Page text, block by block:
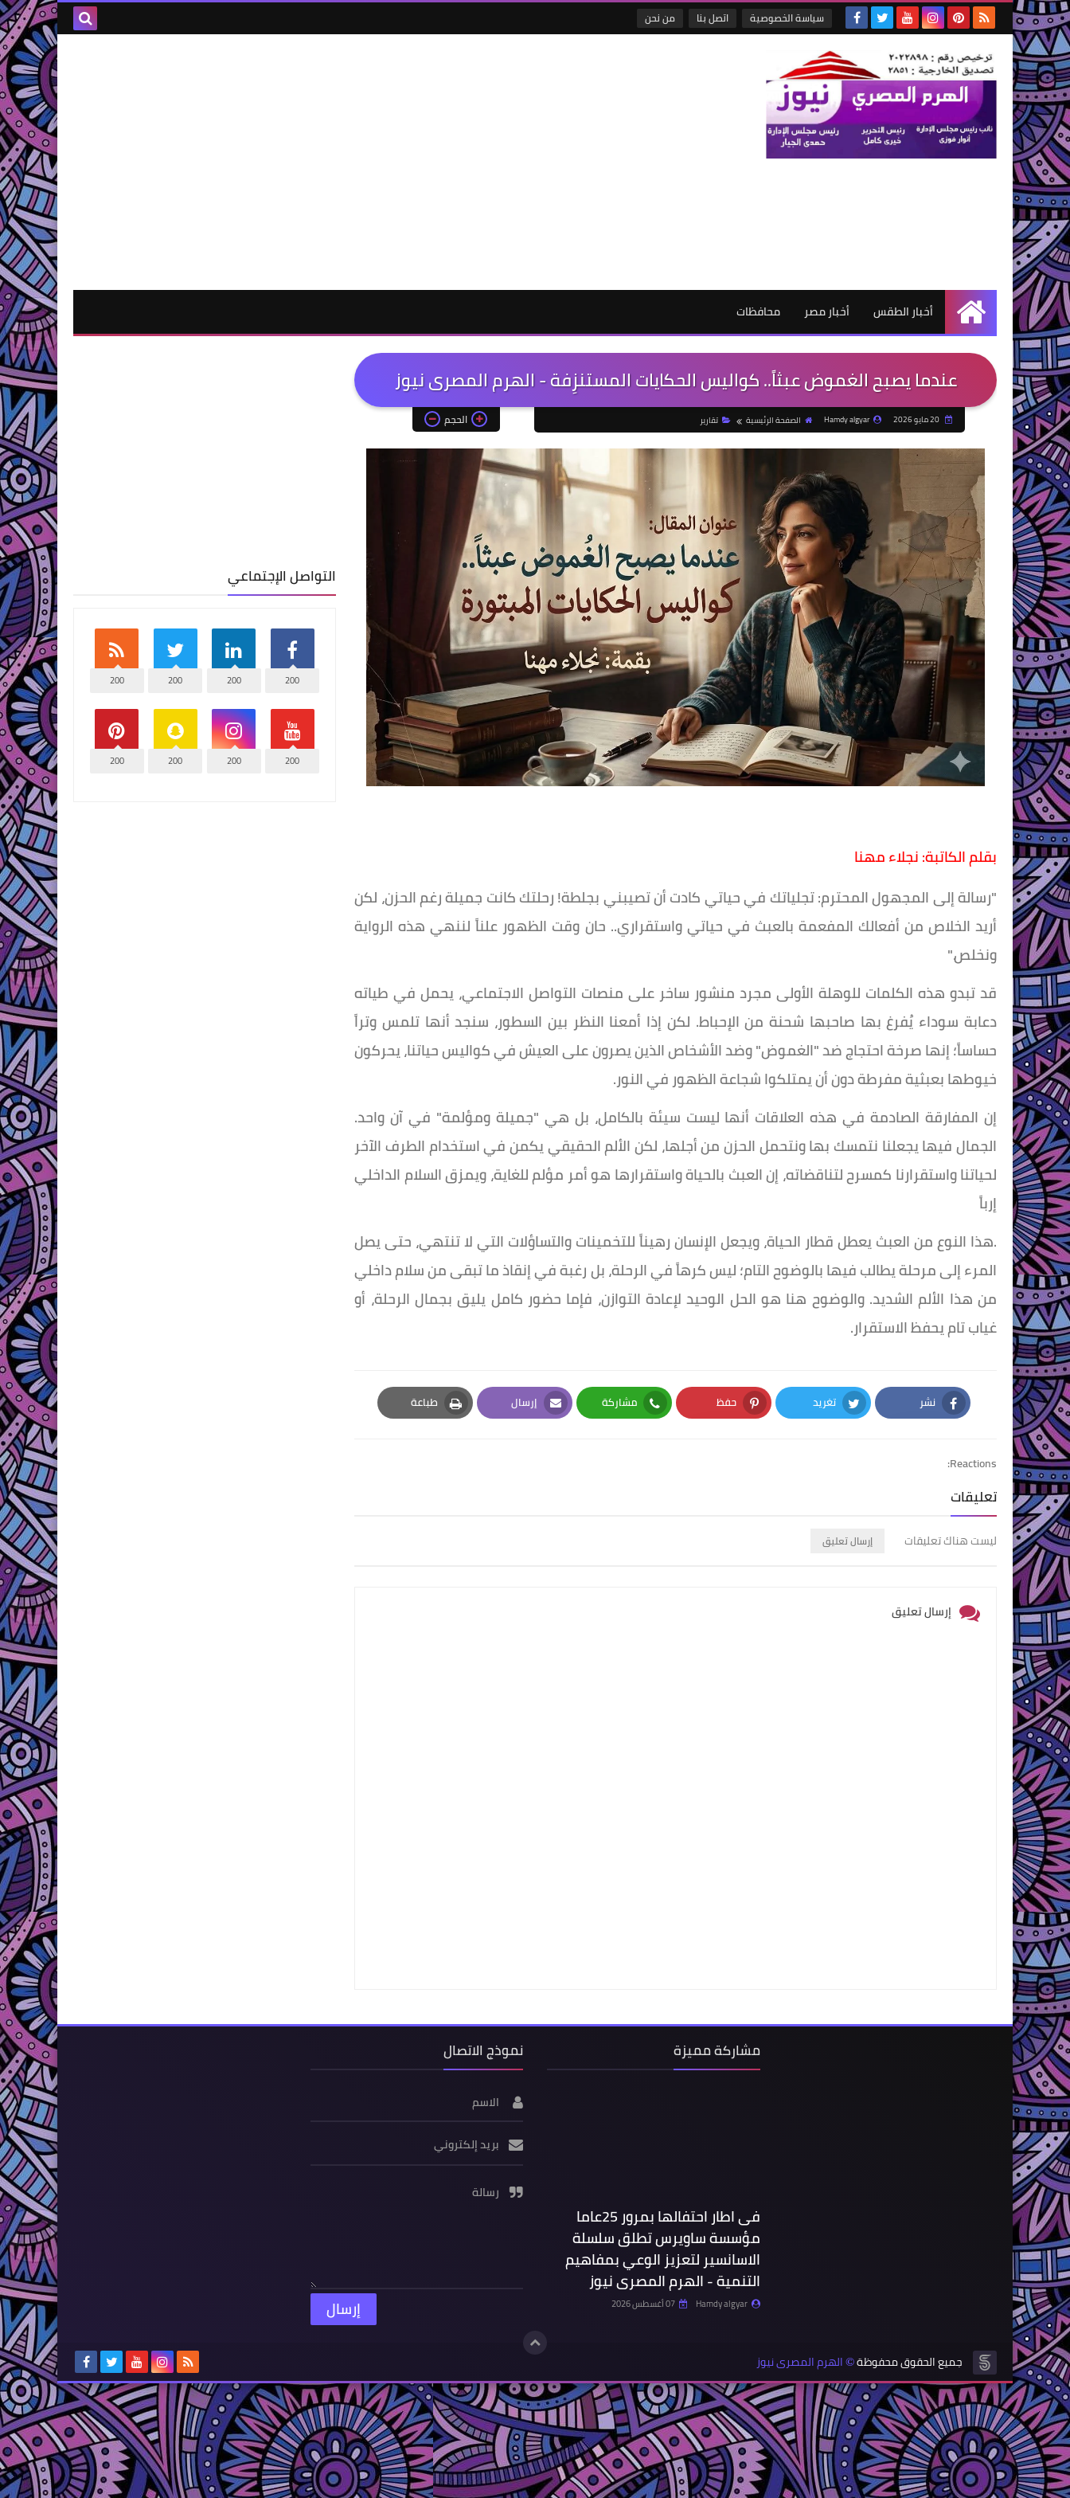
سياسة الخصوصية اتصل بنا من نحن
الرئيسية
أخبار الطقس أخبار مصر محافظات
عندما يصبح الغموض عبثاً.. كواليس الحكايات المستنزِفة - الهرم المصرى نيوز
20 مايو 2026 Hamdy algyar الصفحة الرئيسية تقارير الحجم
بقلم الكاتبة: نجلاء مهنا
"رسالة إلى المجهول المحترم: تجلياتك في حياتي كادت أن تصيبني بجلطة! رحلتك كانت جميلة رغم الحزن، لكن
أريد الخلاص من أفعالك المفعمة بالعبث في حياتي واستقراري.. حان وقت الظهور علناً لننهي هذه الرواية
ونخلص."
قد تبدو هذه الكلمات للوهلة الأولى مجرد منشور ساخر على منصات التواصل الاجتماعي، يحمل في طياته
دعابة سوداء يُفرغ بها صاحبها شحنة من الإحباط. لكن إذا أمعنا النظر بين السطور، سنجد أنها تلمس وتراً
حساساً؛ إنها صرخة احتجاج ضد "الغموض" وضد الأشخاص الذين يصرون على العيش في كواليس حياتنا، يحركون
خيوطها بعبثية مفرطة دون أن يمتلكوا شجاعة الظهور في النور.
إن المفارقة الصادمة في هذه العلاقات أنها ليست سيئة بالكامل، بل هي "جميلة ومؤلمة" في آن واحد.
الجمال فيها يجعلنا نتمسك بها ونتحمل الحزن من أجلها، لكن الألم الحقيقي يكمن في استخدام الطرف الآخر
لحياتنا واستقرارنا كمسرح لتناقضاته، إن العبث بالحياة واستقرارها هو أمر مؤلم للغاية، ويمزق السلام الداخلي
إرباً
.هذا النوع من العبث يعطل قطار الحياة، ويجعل الإنسان رهيناً للتخمينات والتساؤلات التي لا تنتهي، حتى يصل
المرء إلى مرحلة يطالب فيها بالوضوح التام؛ ليس كرهاً في الرحلة، بل رغبة في إنقاذ ما تبقى من سلام داخلي
من هذا الألم الشديد. والوضوح هنا هو الحل الوحيد لإعادة التوازن، فإما حضور كامل يليق بجمال الرحلة، أو
غياب تام يحفظ الاستقرار.
نشر
Facebook
تغريد
Twitter
حفظ
Pinterest
مشاركة
Whatsapp
إرسال
Email
طباعة
Print
Reactions:
تعليقات
ليست هناك تعليقات إرسال تعليق
إرسال تعليق
التواصل الإجتماعي
200
200
200
200
200
200
200
200
مشاركة مميزة
فى اطار احتفالها بمرور 25عاما
مؤسسة ساويرس تطلق سلسلة
الاسانسير لتعزيز الوعي بمفاهيم
التنمية - الهرم المصرى نيوز
Hamdy algyar 07 أغسطس 2026
نموذج الاتصال
الاسم
بريد إلكتروني
رسالة
جميع الحقوق محفوظة© الهرم المصرى نيوز